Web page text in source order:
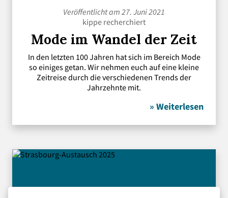
Veröffentlicht am 27. Juni 2021
kippe recherchiert
Mode im Wandel der Zeit
In den letzten 100 Jahren hat sich im Bereich Mode
so einiges getan. Wir nehmen euch auf eine kleine
Zeitreise durch die verschiedenen Trends der
Jahrzehnte mit.
» Weiterlesen